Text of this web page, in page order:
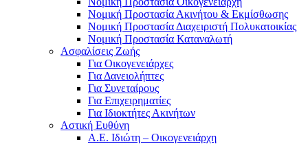
Νομική Προστασία Ακινήτου & Εκμίσθωσης
Νομική Προστασία Διαχειριστή Πολυκατοικίας
Νομική Προστασία Καταναλωτή
Ασφαλίσεις Ζωής
Για Οικογενειάρχες
Για Δανειολήπτες
Για Συνεταίρους
Για Επιχειρηματίες
Για Ιδιοκτήτες Ακινήτων
Αστική Ευθύνη
Α.Ε. Ιδιώτη – Οικογενειάρχη